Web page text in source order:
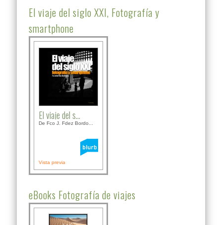
El viaje del siglo XXI, Fotografía y
smartphone
El viaje del s...
De Fco J. Fdez Bordo...
Vista previa
eBooks Fotografía de viajes